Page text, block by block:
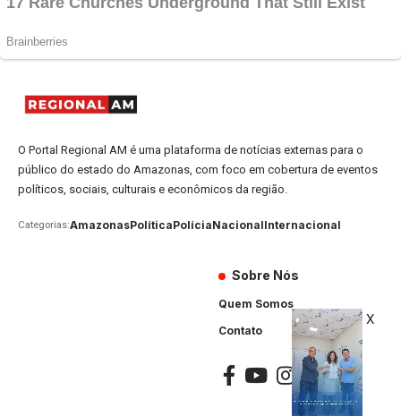
O Portal Regional AM é uma plataforma de notícias externas para o
público do estado do Amazonas, com foco em cobertura de eventos
políticos, sociais, culturais e econômicos da região.
Categorias:AmazonasPolíticaPolíciaNacionalInternacional
Sobre Nós
Quem Somos
Contato
X